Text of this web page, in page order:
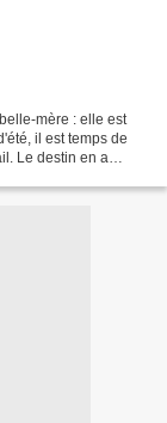
mère : elle est
il est temps de
Le destin en a